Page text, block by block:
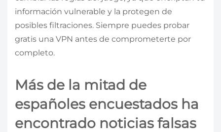
información vulnerable y la protegen de
posibles filtraciones. Siempre puedes probar
gratis una VPN antes de comprometerte por
completo.
Más de la mitad de
españoles encuestados ha
encontrado noticias falsas